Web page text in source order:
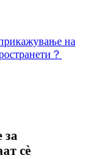
на
？
за
сè